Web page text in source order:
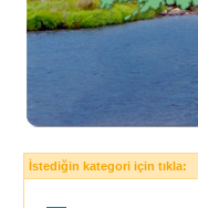
İstediğin kategori için tıkla: